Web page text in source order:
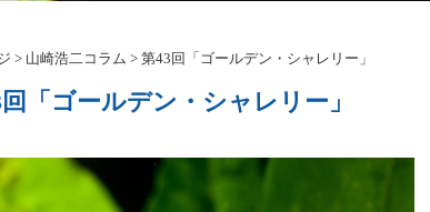
> 山崎浩二コラム > 第43回「ゴールデン・シャレリー」
「ゴールデン・シャレリー」